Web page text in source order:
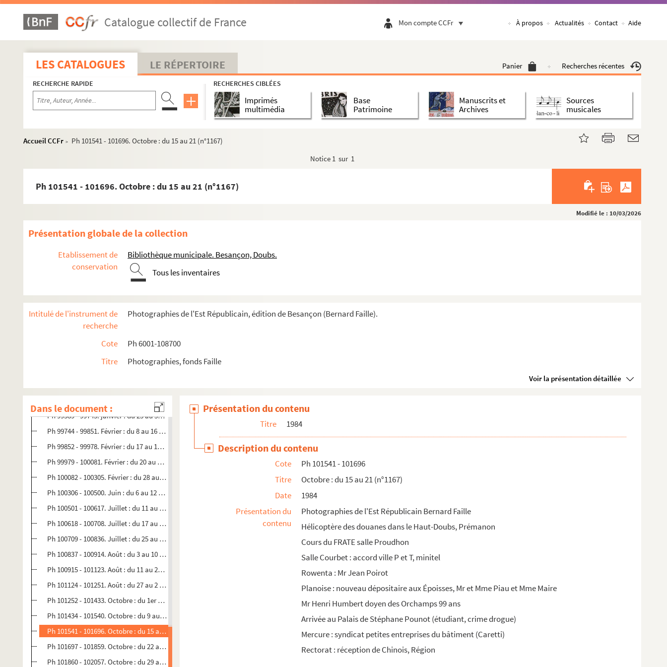
Catalogue collectif de France Mon compte CCFr À propos Actualités Contact Aide
LES CATALOGUES LE RÉPERTOIRE Panier Recherches récentes
RECHERCHE RAPIDE RECHERCHES CIBLÉES
Imprimés
multimédia
Base
Patrimoine
Manuscrits et
Archives
Sources
musicales
Accueil CCFr >
Ph 101541 - 101696. Octobre : du 15 au 21 (n°1167)
Notice 1 sur 1
Ph 101541 - 101696. Octobre : du 15 au 21 (n°1167)
Modifié le : 10/03/2026
Présentation globale de la collection
Etablissement de
conservation
Bibliothèque municipale. Besançon, Doubs.
Tous les inventaires
Intitulé de l'instrument de
recherche
Photographies de l'Est Républicain, édition de Besançon (Bernard Faille).
Cote
Ph 6001-108700
Titre
Photographies, fonds Faille
Voir la présentation détaillée
Dans le document :
1962
1963
1964
1965
1967
1968
1970
1972
1973
1981
Ph 99445 - 99588. Janvier : du 16 au 22 (n°1152)
Ph 99589 - 99743. janvier : du 23 au 30 (n°1153)
Ph 99744 - 99851. Février : du 8 au 16 (n°1154)
Ph 99852 - 99978. Février : du 17 au 19 (n°1155)
Ph 99979 - 100081. Février : du 20 au 27 (n°1156)
Ph 100082 - 100305. Février : du 28 au 7 mars (n°1157)
Ph 100306 - 100500. Juin : du 6 au 12 (n°1158)
Ph 100501 - 100617. Juillet : du 11 au 16 (n°1159)
Ph 100618 - 100708. Juillet : du 17 au 24 (n°1160)
Ph 100709 - 100836. Juillet : du 25 au 2 août (n°1161)
Ph 100837 - 100914. Août : du 3 au 10 (n°1162)
Ph 100915 - 101123. Août : du 11 au 26 (n°1163)
Ph 101124 - 101251. Août : du 27 au 2 septembre (n°1164)
Ph 101252 - 101433. Octobre : du 1er au 8 (n°1165)
Ph 101434 - 101540. Octobre : du 9 au 14 (n°1166)
Ph 101541 - 101696. Octobre : du 15 au 21 (n°1167)
Ph 101697 - 101859. Octobre : du 22 au 28 (n°1168)
Ph 101860 - 102057. Octobre : du 29 au 3 novembre (n°1169)
Présentation du contenu
Titre 1984
Description du contenu
Cote
Ph 101541 - 101696
Titre
Octobre : du 15 au 21 (n°1167)
Date
1984
Présentation du
contenu
Photographies de l'Est Républicain Bernard Faille
Hélicoptère des douanes dans le Haut-Doubs, Prémanon
Cours du FRATE salle Proudhon
Salle Courbet : accord ville P et T, minitel
Rowenta : Mr Jean Poirot
Planoise : nouveau dépositaire aux Époisses, Mr et Mme Piau et Mme Maire
Mr Henri Humbert doyen des Orchamps 99 ans
Arrivée au Palais de Stéphane Pounot (étudiant, crime drogue)
Mercure : syndicat petites entreprises du bâtiment (Caretti)
Rectorat : réception de Chinois, Région